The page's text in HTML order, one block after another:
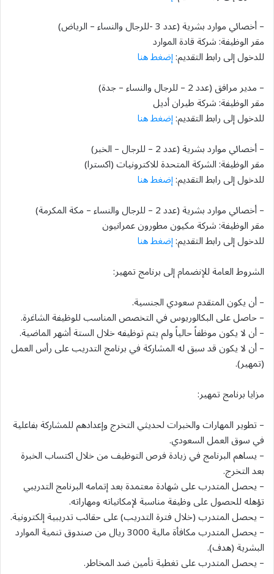
– أخصائي موارد بشرية (عدد 3 -للرجال والنساء – الرياض)
مقر الوظيفة: شركة قادة الموارد
للدخول إلى رابط التقديم:إضغط هنا
– مدير مرافق (عدد 2 – للرجال والنساء – جدة)
مقر الوظيفة: شركة طيران أديل
للدخول إلى رابط التقديم:إضغط هنا
– أخصائي موارد بشرية (عدد 2 – للرجال – الخبر)
مقر الوظيفة: الشركة المتحدة للاكترونيات (اكسترا)
للدخول إلى رابط التقديم:إضغط هنا
– أخصائي موارد بشرية (عدد 2 – للرجال والنساء – مكة المكرمة)
مقر الوظيفة: شركة مكيون مطورون عمرانيون
للدخول إلى رابط التقديم:إضغط هنا
الشروط العامة للإنضمام إلى برنامج تمهير:
– أن يكون المتقدم سعودي الجنسية.
– حاصل على البكالوريوس في التخصص المناسب للوظيفة الشاغرة.
– أن لا يكون موظفاً حالياً ولم يتم توظيفه خلال الستة أشهر الماضية.
– أن لا يكون قد سبق له المشاركة في برنامج التدريب على رأس العمل
(تمهير).
مزايا برنامج تمهير:
– تطوير المهارات والخبرات لحديثي التخرج وإعدادهم للمشاركة بفاعلية
في سوق العمل السعودي.
– يساهم البرنامج في زيادة فرص التوظيف من خلال اكتساب الخبرة
بعد التخرج.
– يحصل المتدرب على شهادة معتمدة بعد إتمامه البرنامج التدريبي
تؤهله للحصول على وظيفة مناسبة لإمكانياته ومهاراته.
– يحصل المتدرب (خلال فترة التدريب) على حقائب تدريبية إلكترونية.
– يحصل المتدرب مكافأة مالية 3000 ريال من صندوق تنمية الموارد
البشرية (هدف).
– يحصل المتدرب على تغطية تأمين ضد المخاطر.